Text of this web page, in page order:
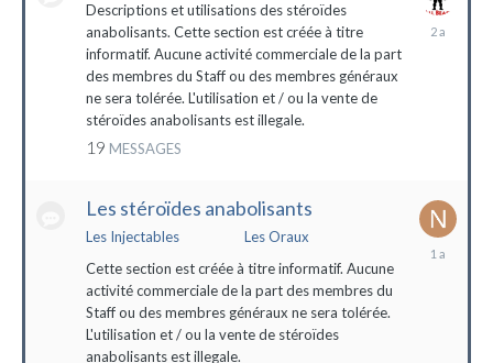
Descriptions et utilisations des stéroïdes
anabolisants. Cette section est créée à titre
informatif. Aucune activité commerciale de la part
des membres du Staff ou des membres généraux
ne sera tolérée. L'utilisation et / ou la vente de
stéroïdes anabolisants est illegale.
19 MESSAGES
26
Les stéroïdes anabolisants
Les Injectables
Les Oraux
Cette section est créée à titre informatif. Aucune
activité commerciale de la part des membres du
Staff ou des membres généraux ne sera tolérée.
L'utilisation et / ou la vente de stéroïdes
anabolisants est illegale.